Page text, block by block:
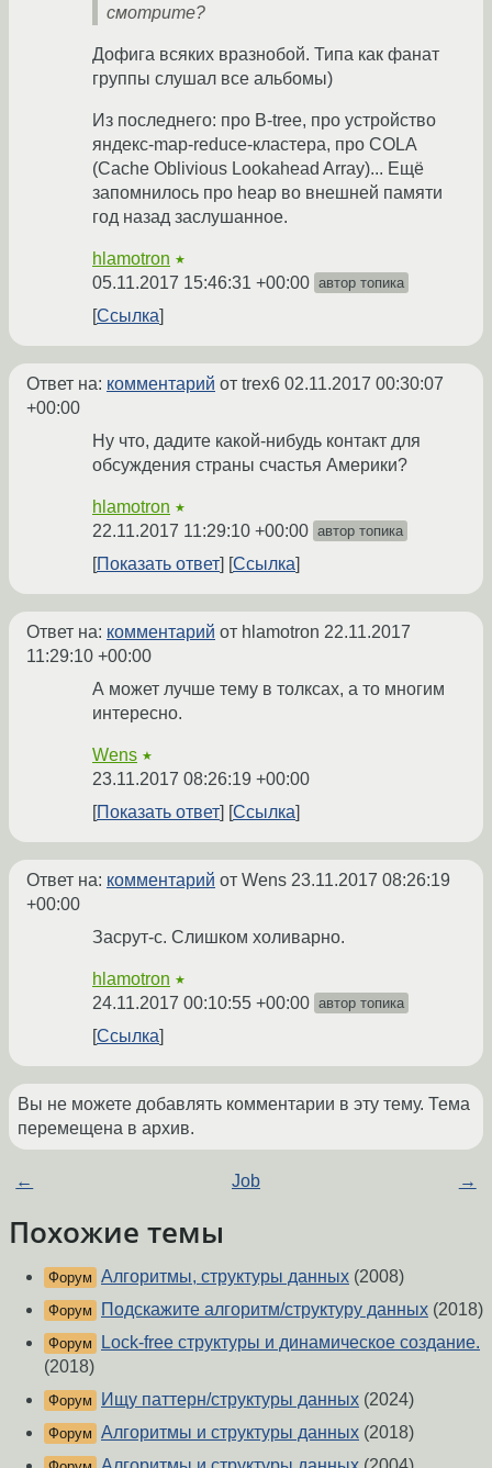
смотрите?
Дофига всяких вразнобой. Типа как фанат
группы слушал все альбомы)
Из последнего: про B-tree, про устройство
яндекс-map-reduce-кластера, про COLA
(Cache Oblivious Lookahead Array)... Ещё
запомнилось про heap во внешней памяти
год назад заслушанное.
hlamotron ★
05.11.2017 15:46:31 +00:00 автор топика
Ссылка
Ответ на: комментарий от trex6 02.11.2017 00:30:07
+00:00
Ну что, дадите какой-нибудь контакт для
обсуждения страны счастья Америки?
hlamotron ★
22.11.2017 11:29:10 +00:00 автор топика
Показать ответ Ссылка
Ответ на: комментарий от hlamotron 22.11.2017
11:29:10 +00:00
А может лучше тему в толксах, а то многим
интересно.
Wens ★
23.11.2017 08:26:19 +00:00
Показать ответ
Ссылка
Ответ на: комментарий от Wens 23.11.2017 08:26:19
+00:00
Засрут-с. Слишком холиварно.
hlamotron ★
24.11.2017 00:10:55 +00:00 автор топика
Ссылка
Вы не можете добавлять комментарии в эту тему. Тема
перемещена в архив.
← Job →
Похожие темы
Форум Алгоритмы, структуры данных (2008)
Форум Подскажите алгоритм/структуру данных (2018)
Форум
Lock-free структуры и динамическое создание.
(2018)
Форум Ищу паттерн/структуры данных (2024)
Форум Алгоритмы и структуры данных (2018)